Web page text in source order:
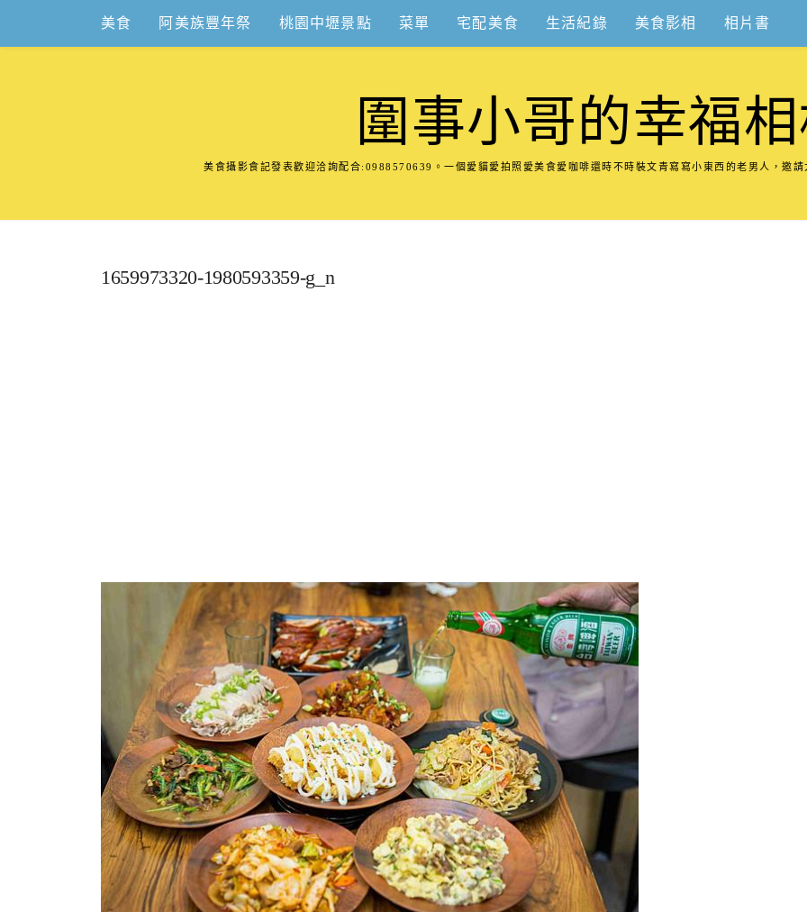
content
美食 阿美族豐年祭 桃園中壢景點 菜單 宅配美食 生活紀錄 美食影相 相片書
圍事小哥的幸福
美食攝影食記發表歡迎洽詢配合:0988570639。一個愛貓愛拍照愛美食愛咖啡還時不時裝文青寫寫小東西的老男人，邀
1659973320-1980593359-g_n